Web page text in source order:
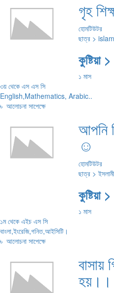
গৃহ
হোমটিউটর
ছাত্র >
কুষ্টিয়া
১ মাস
৩য় থেকে এস এস সি
English,Mathematics, Arabic..
৳ আলোচনা সাপেক্ষে
আপনি
☺
হোমটিউটর
ছাত্র >
কুষ্টিয়া
১ মাস
১ম থেকে এইচ এস সি
বাংলা,ইংরেজি,গনিত,আইসিটি।
৳ আলোচনা সাপেক্ষে
বাসায়
হয়।।